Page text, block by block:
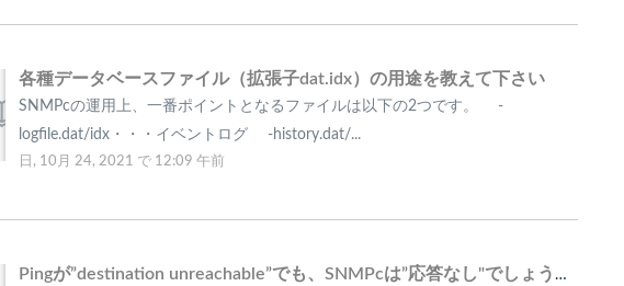
各種データベースファイル（拡張子dat.idx）の用途を教えて下さい
SNMPcの運用上、一番ポイントとなるファイルは以下の2つです。 -
logfile.dat/idx・・・イベントログ -history.dat/...
日, 10月 24, 2021 で 12:09 午前
Pingが”destination unreachable”でも、SNMPcは”応答なし"でしょうか？